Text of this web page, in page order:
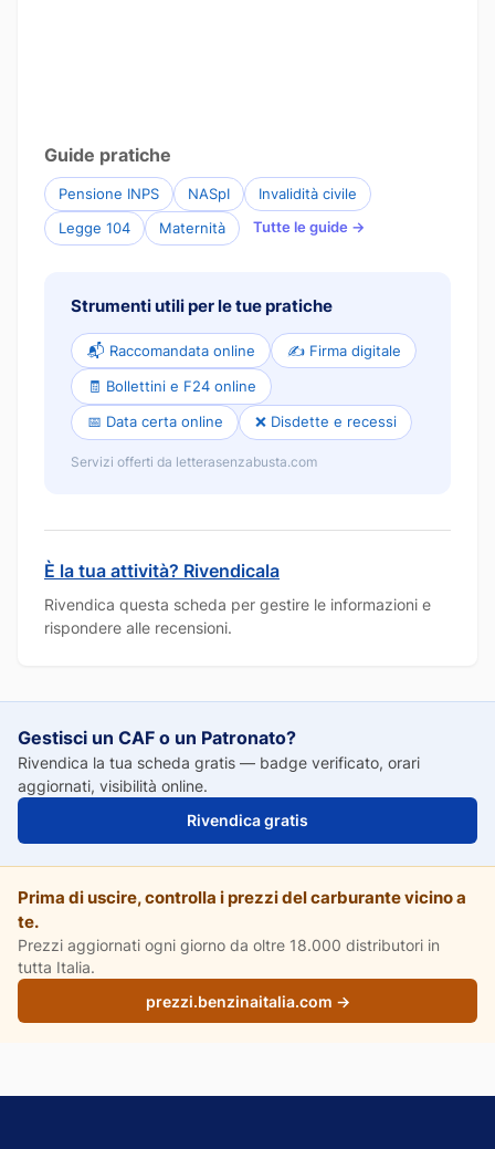
Guide pratiche
Pensione INPS NASpI
Invalidità civile
Legge 104
Maternità Tutte le guide →
Strumenti utili per le tue pratiche
📬 Raccomandata online ✍️ Firma digitale
🧾 Bollettini e F24 online
📅 Data certa online ❌ Disdette e recessi
Servizi offerti da letterasenzabusta.com
È la tua attività? Rivendicala
Rivendica questa scheda per gestire le informazioni e
rispondere alle recensioni.
Gestisci un CAF o un Patronato?
Rivendica la tua scheda gratis — badge verificato, orari
aggiornati, visibilità online.
Rivendica gratis
Prima di uscire, controlla i prezzi del carburante vicino a
te.
Prezzi aggiornati ogni giorno da oltre 18.000 distributori in
tutta Italia.
prezzi.benzinaitalia.com →